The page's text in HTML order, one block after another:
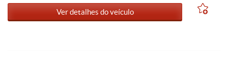
Ver detalhes do veículo